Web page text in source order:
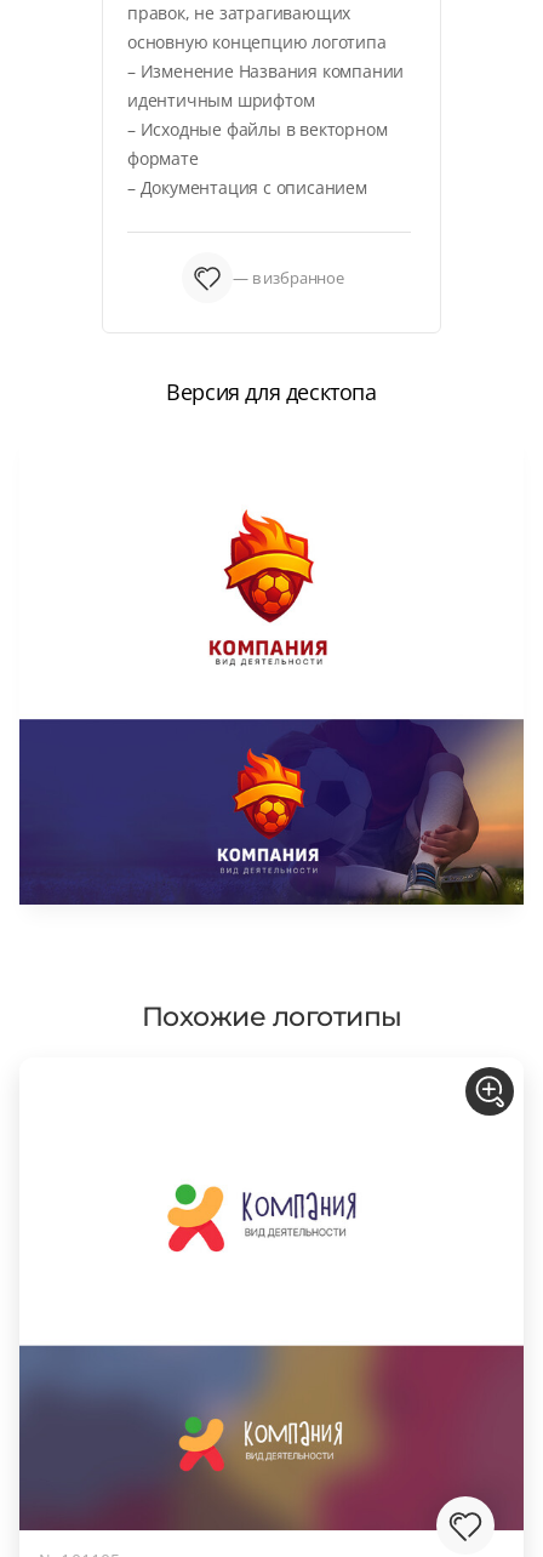
правок, не затрагивающих
основную концепцию логотипа
– Изменение Названия компании
идентичным шрифтом
– Исходные файлы в векторном
формате
– Документация с описанием
— в избранное
Версия для десктопа
Похожие логотипы